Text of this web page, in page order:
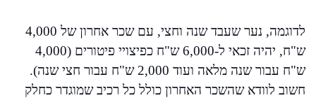
לדוגמה, נער שעבד שנה וחצי, עם שכר אחרון של 4,000
ש"ח, יהיה זכאי ל-6,000 ש"ח כפיצויי פיטורים (4,000
ש"ח עבור שנה מלאה ועוד 2,000 ש"ח עבור חצי שנה).
חשוב לוודא שהשכר האחרון כולל כל רכיב שמוגדר כחלק